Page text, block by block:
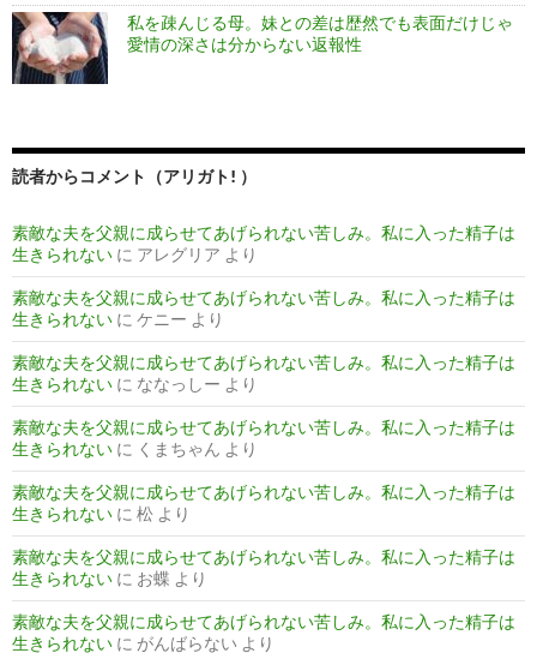
私を疎んじる母。妹との差は歴然でも表面だけじゃ
愛情の深さは分からない返報性
読者からコメント（アリガト! ）
素敵な夫を父親に成らせてあげられない苦しみ。私に入った精子は
生きられない に アレグリア より
素敵な夫を父親に成らせてあげられない苦しみ。私に入った精子は
生きられない に ケニー より
素敵な夫を父親に成らせてあげられない苦しみ。私に入った精子は
生きられない に ななっしー より
素敵な夫を父親に成らせてあげられない苦しみ。私に入った精子は
生きられない に くまちゃん より
素敵な夫を父親に成らせてあげられない苦しみ。私に入った精子は
生きられない に 松 より
素敵な夫を父親に成らせてあげられない苦しみ。私に入った精子は
生きられない に お蝶 より
素敵な夫を父親に成らせてあげられない苦しみ。私に入った精子は
生きられない に がんばらない より